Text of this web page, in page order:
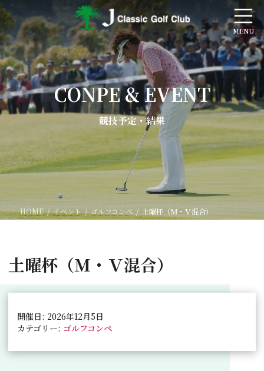
コ
ン
テ
ン
ツ
へ
ス
キ
ッ
プ
ナ
ビ
ゲ
ー
シ
ョ
ン
に
移
動
CONPE & EVENT
競技予定・結果
HOME イベント ゴルフコンペ 土曜杯（Ｍ・Ｖ混合）
土曜杯（Ｍ・Ｖ混合）
開催日: 2026年12月5日
カテゴリー: ゴルフコンペ